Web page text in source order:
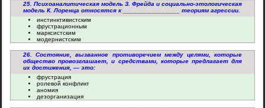
25. Психоаналитическая модель З. Фрейда и социально-этологическая
модель К. Лоренца относятся к ________________ теориям агрессии.
инстинктивистским
фрустрационным
марксистским
модернистским
26. Состояние, вызванное противоречием между целями, которые
общество провозглашает, и средствами, которые предлагает для
их достижения, — это:
фрустрация
ролевой конфликт
аномия
дезорганизация